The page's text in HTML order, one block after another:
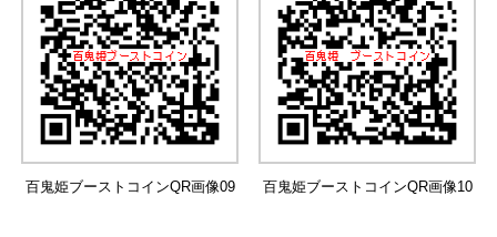
百鬼姫ブーストコインQR画像09 百鬼姫ブーストコインQR画像10